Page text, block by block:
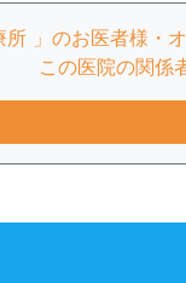
所 」のお医者様・
この医院の関係